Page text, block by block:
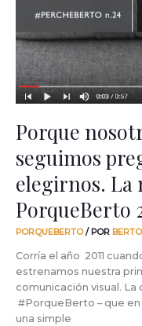
Porque
seguimos
elegirnos. La
PorqueBerto
PORQUEBERTO/ POR
Corría el año 2011
estrenamos nuestra
comunicación visual.
#PorqueBerto – que
una simple
preguntándonos
elegirnos.
La
nueva
campaña
PorqueBerto